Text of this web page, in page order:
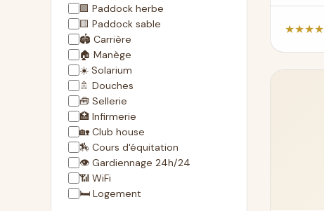
🟩 Paddock herbe
🟨 Paddock sable
🏟️ Carrière
🏠 Manège
☀️ Solarium
🚿 Douches
🧰 Sellerie
🏥 Infirmerie
🏡 Club house
🏇 Cours d'équitation
👁 Gardiennage 24h/24
📶 WiFi
🛏 Logement
★★★★